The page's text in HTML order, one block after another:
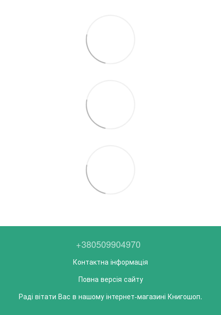
+380509904970
Контактна інформація
Повна версія сайту
Раді вітати Вас в нашому інтернет-магазині Книгошоп.